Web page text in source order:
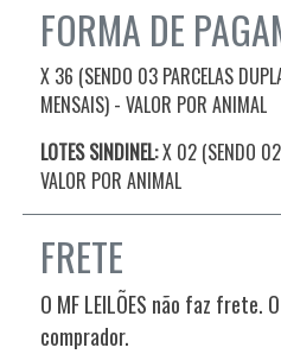
FORMA DE
X 36 (SENDO 03 PARCELAS
MENSAIS) - VALOR POR ANIMAL
LOTES SINDINEL:X 02 (SENDO 02
VALOR POR ANIMAL
FRETE
O MF LEILÕES não faz frete.
comprador.